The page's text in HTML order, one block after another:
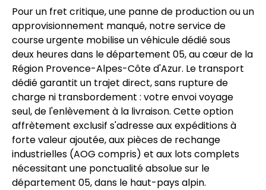
Pour un fret critique, une panne de production ou un
approvisionnement manqué, notre service de
course urgente mobilise un véhicule dédié sous
deux heures dans le département 05, au cœur de la
Région Provence-Alpes-Côte d'Azur. Le transport
dédié garantit un trajet direct, sans rupture de
charge ni transbordement : votre envoi voyage
seul, de l'enlèvement à la livraison. Cette option
affrètement exclusif s'adresse aux expéditions à
forte valeur ajoutée, aux pièces de rechange
industrielles (AOG compris) et aux lots complets
nécessitant une ponctualité absolue sur le
département 05, dans le haut-pays alpin.